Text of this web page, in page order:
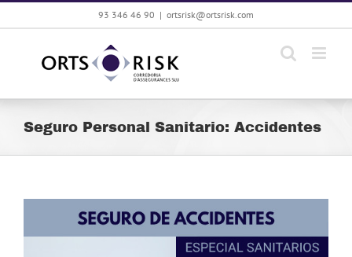
Saltar
93 346 46 90 | ortsrisk@ortsrisk.com
Seguro Personal Sanitario: Accidentes